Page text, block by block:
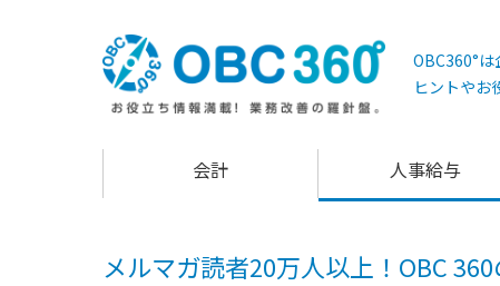
OBC360°
ヒントやお
会計 人事給与
メルマガ読者20万人以上！ OBC